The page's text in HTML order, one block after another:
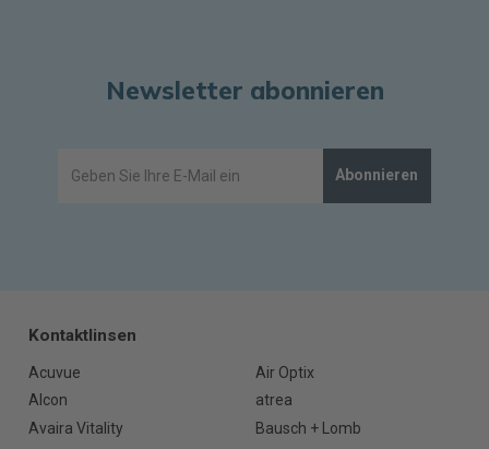
Newsletter abonnieren
Abonnieren
Kontaktlinsen
Acuvue
Air Optix
Alcon
atrea
Avaira Vitality
Bausch + Lomb